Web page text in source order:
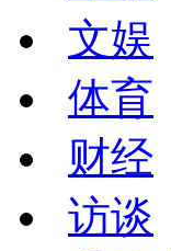
文娱
体育
财经
访谈